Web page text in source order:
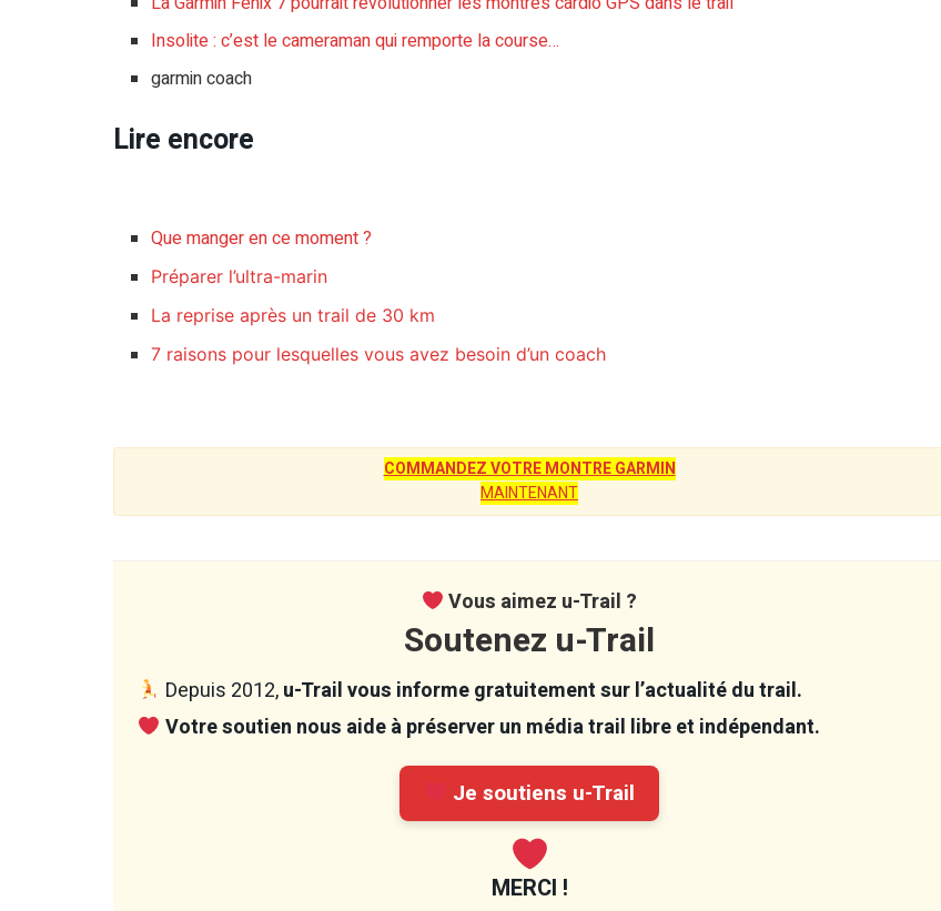
Insolite : c’est le cameraman qui remporte la course…
garmin coach
Lire encore
Que manger en ce moment ?
Préparer l’ultra-marin
La reprise après un trail de 30 km
7 raisons pour lesquelles vous avez besoin d’un coach
COMMANDEZ VOTRE MONTRE GARMIN
MAINTENANT
Vous aimez u-Trail ?
Soutenez u-Trail
Depuis 2012,u-Trail vous informe gratuitement sur l’actualité du trail.
Votre soutien nous aide à préserver un média trail libre et indépendant.
Je soutiens u-Trail
MERCI !